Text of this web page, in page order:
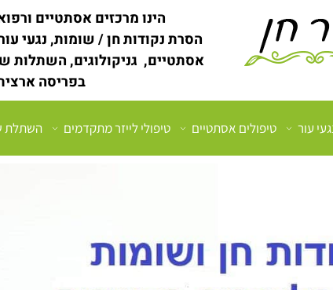
הינו מרכזים אסתטיים
הסרת נקודות חן / שומות, נגעי
אסתטיים, גניקולוגים, השתלות
בפריסה
עור טיפולים אסתטיים טיפולי לייזר מתקדמים השתלת